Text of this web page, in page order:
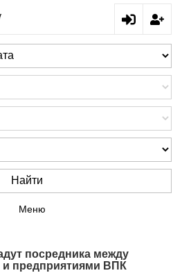
Найти
Меню
посредника между
и предприятиями ВПК